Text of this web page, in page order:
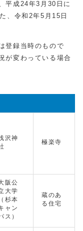
平成24年3月30日に
、令和2年5月15日
登録当時のもので
が変わっている場合
沢神
極楽寺
阪公
大学
（杉本
ャン
ス）
蔵のあ
る住宅